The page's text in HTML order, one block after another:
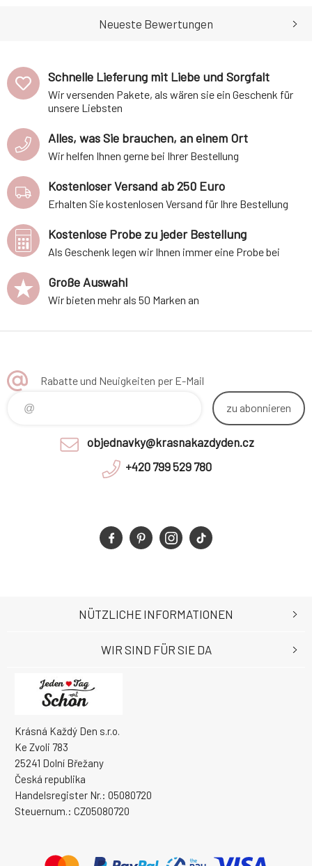
Zertifikat (ab 3 Jahren) ab.
Schaum, angereichert mit
ECOSKIN®, einem
patentierten pflanzlichen Prä-
und Probiotik
(ab 3 Jahren) erstrahlen und
Feuchtigkeit und hilf
Neueste Bewertungen
Schnelle Lieferung mit Liebe und Sorgfalt
Wir versenden Pakete, als wären sie ein Geschenk für
unsere Liebsten
Alles, was Sie brauchen, an einem Ort
Wir helfen Ihnen gerne bei Ihrer Bestellung
Kostenloser Versand ab 250 Euro
Erhalten Sie kostenlosen Versand für Ihre Bestellung
Kostenlose Probe zu jeder Bestellung
Als Geschenk legen wir Ihnen immer eine Probe bei
Große Auswahl
Wir bieten mehr als 50 Marken an
Rabatte und Neuigkeiten per E-Mail
zu abonnieren
objednavky@krasnakazdyden.cz
+420 799 529 780
Krásná Každý Den s.r.o.
Ke Zvoli 783
25241 Dolní Břežany
Česká republika
Handelsregister Nr.: 05080720
Steuernum.: CZ05080720
NÜTZLICHE INFORMATIONEN
WIR SIND FÜR SIE DA